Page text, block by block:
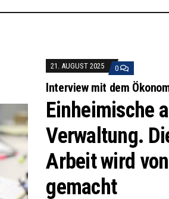
21. AUGUST 2025 0
Interview mit dem
Einheimische
Verwaltung.
Arbeit wird
gemacht